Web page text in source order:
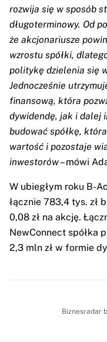
rozwija się w sposób
długoterminowy. Od
że akcjonariusze
wzrostu spółki,
politykę dzielenia się
Jednocześnie
finansową, która
dywidendę, jak i dalej
budować spółkę,
wartość i pozostaje
inwestorów– mówi
W ubiegłym roku B-
łącznie 783,4 tys. zł
0,08 zł na akcję.
NewConnect spółka
2,3 mln zł w formie
Biznesradar